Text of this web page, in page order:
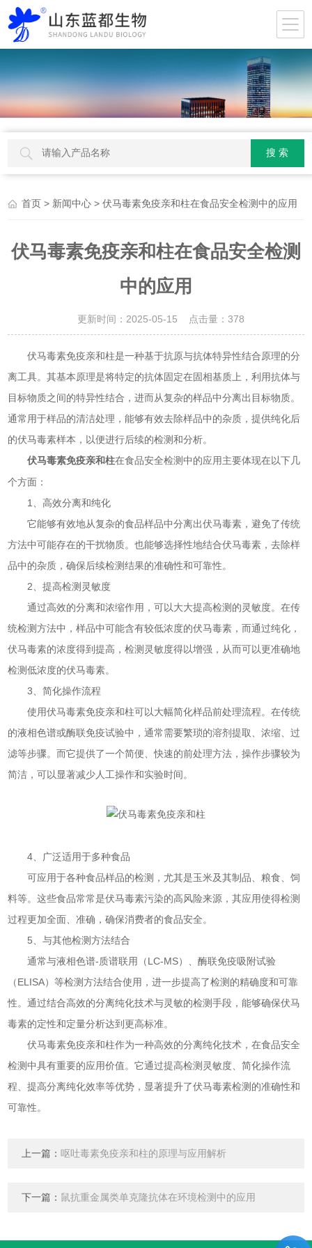
首页 > 新闻中心 > 伏马毒素免疫亲和柱在食品安全检测中的应用
伏马毒素免疫亲和柱在食品安全检测
中的应用
更新时间：2025-05-15 点击量： 378
伏马毒素免疫亲和柱是一种基于抗原与抗体特异性结合原理的分
离工具。其基本原理是将特定的抗体固定在固相基质上，利用抗体与
目标物质之间的特异性结合，进而从复杂的样品中分离出目标物质。
通常用于样品的清洁处理，能够有效去除样品中的杂质，提供纯化后
的伏马毒素样本，以便进行后续的检测和分析。
伏马毒素免疫亲和柱在食品安全检测中的应用主要体现在以下几
个方面：
1、高效分离和纯化
它能够有效地从复杂的食品样品中分离出伏马毒素，避免了传统
方法中可能存在的干扰物质。也能够选择性地结合伏马毒素，去除样
品中的杂质，确保后续检测结果的准确性和可靠性。
2、提高检测灵敏度
通过高效的分离和浓缩作用，可以大大提高检测的灵敏度。在传
统检测方法中，样品中可能含有较低浓度的伏马毒素，而通过纯化，
伏马毒素的浓度得到提高，检测灵敏度得以增强，从而可以更准确地
检测低浓度的伏马毒素。
3、简化操作流程
使用伏马毒素免疫亲和柱可以大幅简化样品前处理流程。在传统
的液相色谱或酶联免疫试验中，通常需要繁琐的溶剂提取、浓缩、过
滤等步骤。而它提供了一个简便、快速的前处理方法，操作步骤较为
简洁，可以显著减少人工操作和实验时间。
4、广泛适用于多种食品
可应用于各种食品样品的检测，尤其是玉米及其制品、粮食、饲
料等。这些食品常常是伏马毒素污染的高风险来源，其应用使得检测
过程更加全面、准确，确保消费者的食品安全。
5、与其他检测方法结合
通常与液相色谱-质谱联用（LC-MS）、酶联免疫吸附试验
（ELISA）等检测方法结合使用，进一步提高了检测的精确度和可靠
性。通过结合高效的分离纯化技术与灵敏的检测手段，能够确保伏马
毒素的定性和定量分析达到更高标准。
伏马毒素免疫亲和柱作为一种高效的分离纯化技术，在食品安全
检测中具有重要的应用价值。它通过提高检测灵敏度、简化操作流
程、提高分离纯化效率等优势，显著提升了伏马毒素检测的准确性和
可靠性。
上一篇： 呕吐毒素免疫亲和柱的原理与应用解析
下一篇： 鼠抗重金属类单克隆抗体在环境检测中的应用